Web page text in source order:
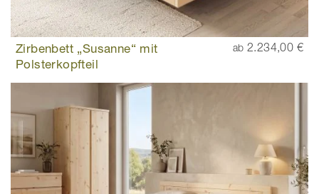
Zirbenbett „Susanne“ mit
Polsterkopfteil
ab 2.234,00 €